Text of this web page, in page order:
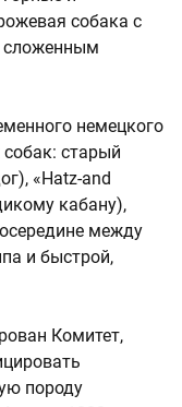
собака с
немецкого
старый
«Hatz-and
кабану),
между
и быстрой,
Комитет,
породу